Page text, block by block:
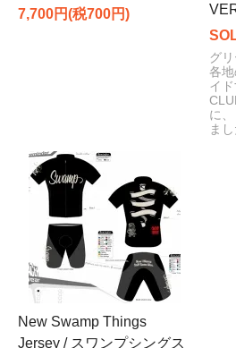
7,700円(税700円)
グ
各
イ
に
まし
New Swamp Things
Jersey / スワンプシングス